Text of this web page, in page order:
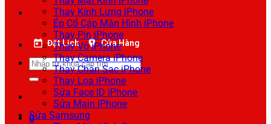
Đặt Lịch Cửa Hàng
Tìm
kiếm:
0
Thay Kính Lưng iPhone
Ép Cổ Cáp Màn Hình iPhone
Thay Pin iPhone
Thay Vỏ iPhone
Thay Camera iPhone
Thay Chân Sạc iPhone
Thay Loa iPhone
Sửa Face ID iPhone
Sửa Main iPhone
Sửa Samsung